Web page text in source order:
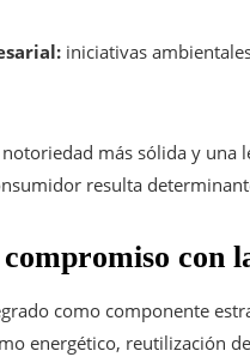
iniciativas
más sólida y una
resulta
con
como componente
energético, reutilización